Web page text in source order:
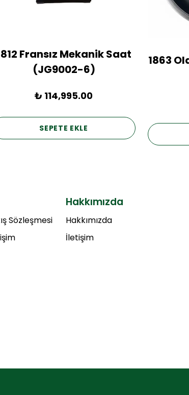
Fransız Mekanik Saat
(JG9002-6)
₺ 114,995.00
SEPETE EKLE
1863
Sözleşmesi
Hakkımızda
Hakkımızda
İletişim